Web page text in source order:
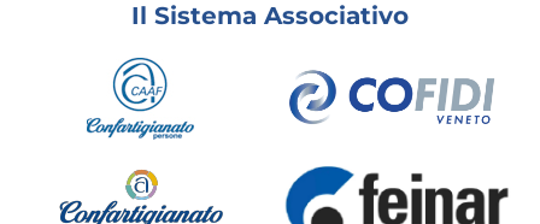
Il Sistema Associativo